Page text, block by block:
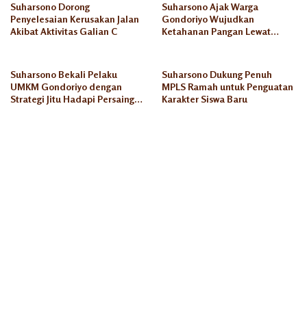
Suharsono Dorong
Penyelesaian Kerusakan Jalan
Akibat Aktivitas Galian C
Suharsono Ajak Warga
Gondoriyo Wujudkan
Ketahanan Pangan Lewat
Suharsono Bekali Pelaku
UMKM Gondoriyo dengan
Strategi Jitu Hadapi Persaingan
Suharsono Dukung Penuh
MPLS Ramah untuk Penguatan
Karakter Siswa Baru